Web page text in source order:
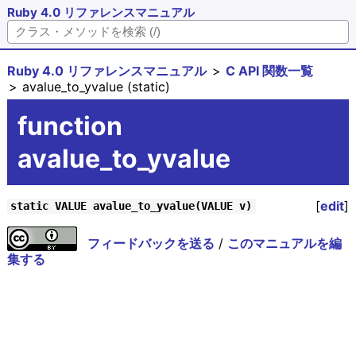
Ruby 4.0 リファレンスマニュアル
Ruby 4.0 リファレンスマニュアル
C API 関数一覧
avalue_to_yvalue (static)
function
avalue_to_yvalue
[edit]
static VALUE avalue_to_yvalue(VALUE v)
フィードバックを送る / このマニュアルを編
集する